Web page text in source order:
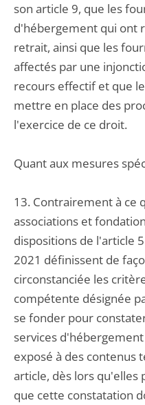
son article 9, que les
d'hébergement qui ont
retrait, ainsi que les
affectés par une
recours effectif et que
mettre en place des
l'exercice de ce droit.
Quant aux mesures
13. Contrairement à ce
associations et
dispositions de l'article
2021 définissent de
circonstanciée les
compétente désignée
se fonder pour
services
exposé à des contenus
article, dès lors qu'elles
que cette constatation